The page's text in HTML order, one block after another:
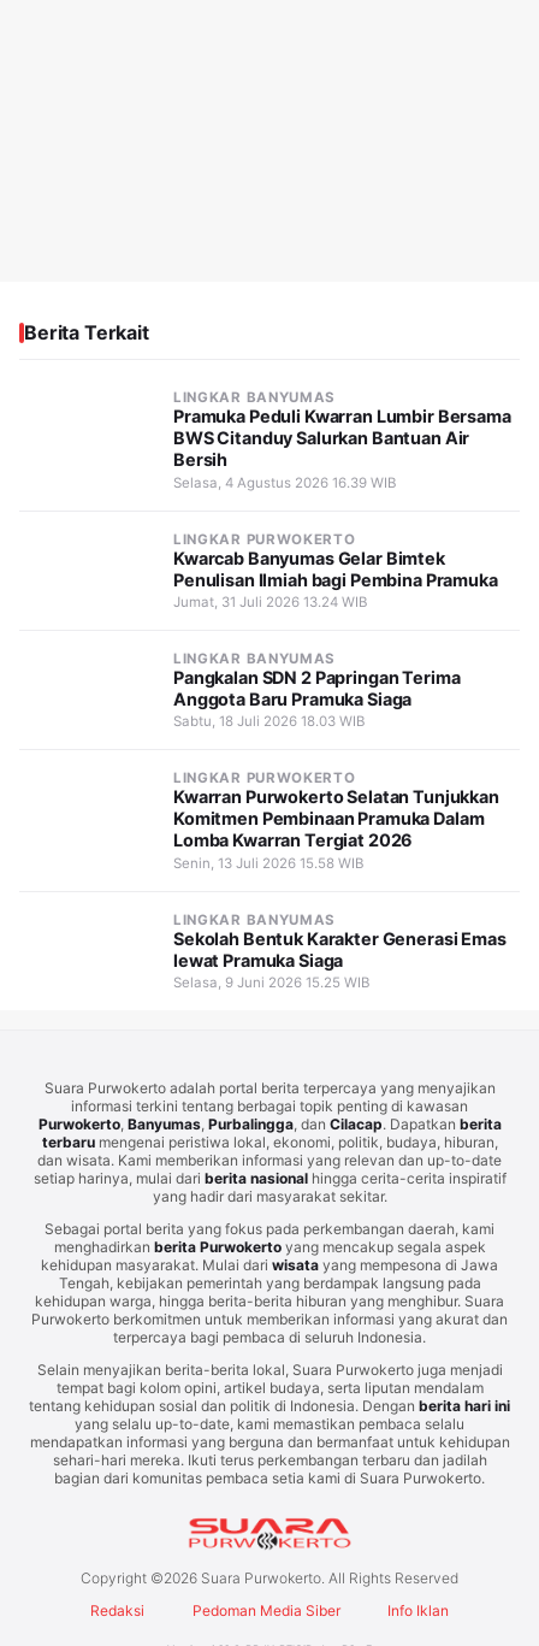
Berita Terkait
LINGKAR BANYUMAS
Pramuka Peduli Kwarran Lumbir Bersama
BWS Citanduy Salurkan Bantuan Air
Bersih
Selasa, 4 Agustus 2026 16.39 WIB
LINGKAR PURWOKERTO
Kwarcab Banyumas Gelar Bimtek
Penulisan Ilmiah bagi Pembina Pramuka
Jumat, 31 Juli 2026 13.24 WIB
LINGKAR BANYUMAS
Pangkalan SDN 2 Papringan Terima
Anggota Baru Pramuka Siaga
Sabtu, 18 Juli 2026 18.03 WIB
LINGKAR PURWOKERTO
Kwarran Purwokerto Selatan Tunjukkan
Komitmen Pembinaan Pramuka Dalam
Lomba Kwarran Tergiat 2026
Senin, 13 Juli 2026 15.58 WIB
LINGKAR BANYUMAS
Sekolah Bentuk Karakter Generasi Emas
lewat Pramuka Siaga
Selasa, 9 Juni 2026 15.25 WIB
Suara Purwokerto adalah portal berita terpercaya yang menyajikan
informasi terkini tentang berbagai topik penting di kawasan
Purwokerto, Banyumas, Purbalingga, dan Cilacap. Dapatkan berita
terbarumengenai peristiwa lokal, ekonomi, politik, budaya, hiburan,
dan wisata. Kami memberikan informasi yang relevan dan up-to-date
setiap harinya, mulai dari berita nasionalhingga cerita-cerita inspiratif
yang hadir dari masyarakat sekitar.
Sebagai portal berita yang fokus pada perkembangan daerah, kami
menghadirkan berita Purwokertoyang mencakup segala aspek
kehidupan masyarakat. Mulai dari wisata yang mempesona di Jawa
Tengah, kebijakan pemerintah yang berdampak langsung pada
kehidupan warga, hingga berita-berita hiburan yang menghibur. Suara
Purwokerto berkomitmen untuk memberikan informasi yang akurat dan
terpercaya bagi pembaca di seluruh Indonesia.
Selain menyajikan berita-berita lokal, Suara Purwokerto juga menjadi
tempat bagi kolom opini, artikel budaya, serta liputan mendalam
tentang kehidupan sosial dan politik di Indonesia. Dengan berita hari ini
yang selalu up-to-date, kami memastikan pembaca selalu
mendapatkan informasi yang berguna dan bermanfaat untuk kehidupan
sehari-hari mereka. Ikuti terus perkembangan terbaru dan jadilah
bagian dari komunitas pembaca setia kami di Suara Purwokerto.
Copyright ©2026 Suara Purwokerto. All Rights Reserved
Redaksi
Pedoman Media Siber Info Iklan